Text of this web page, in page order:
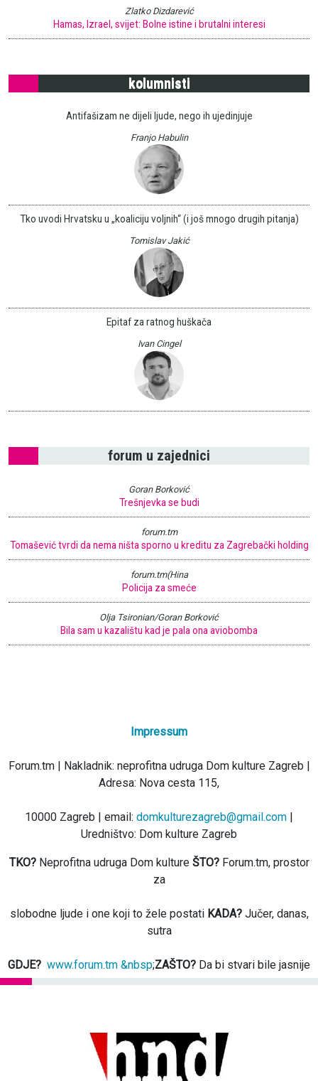
Zlatko Dizdarević
Hamas, Izrael, svijet: Bolne istine i brutalni interesi
kolumnisti
Antifašizam ne dijeli ljude, nego ih ujedinjuje
Franjo Habulin
Tko uvodi Hrvatsku u „koaliciju voljnih“ (i još mnogo drugih pitanja)
Tomislav Jakić
Epitaf za ratnog huškača
Ivan Cingel
forum u zajednici
Goran Borković
Trešnjevka se budi
forum.tm
Tomašević tvrdi da nema ništa sporno u kreditu za Zagrebački holding
forum.tm(Hina
Policija za smeće
Olja Tsironian/Goran Borković
Bila sam u kazalištu kad je pala ona aviobomba
Impressum
Forum.tm | Nakladnik: neprofitna udruga Dom kulture Zagreb |
Adresa: Nova cesta 115,
10000 Zagreb | email: domkulturezagreb@gmail.com |
Uredništvo: Dom kulture Zagreb
TKO?Neprofitna udruga Dom kulture ŠTO?Forum.tm, prostor
za
slobodne ljude i one koji to žele postati KADA?Jučer, danas,
sutra
GDJE? www.forum.tm &nbsp;ZAŠTO? Da bi stvari bile jasnije